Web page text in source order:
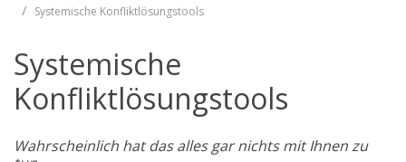
Systemische Konfliktlösungstools
Systemische
Konfliktlösungstools
Wahrscheinlich hat das alles gar nichts mit Ihnen zu